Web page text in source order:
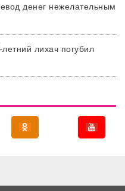
денег нежелательным
лихач погубил